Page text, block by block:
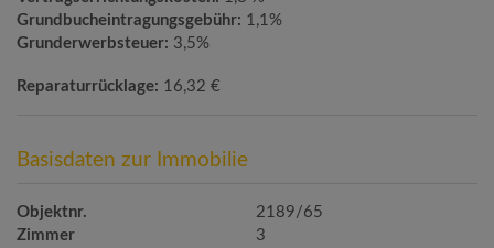
Grundbucheintragungsgebühr: 1,1%
Grunderwerbsteuer: 3,5%
Reparaturrücklage: 16,32 €
Basisdaten zur Immobilie
Objektnr.
2189/65
Zimmer
3